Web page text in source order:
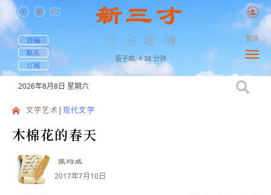
投稿
联系
订阅
笛子曲, 4:38 分钟
繁体
2026年8月8日 星期六
文学艺术 现代文学
木棉花的春天
張均威
2017年7月10日